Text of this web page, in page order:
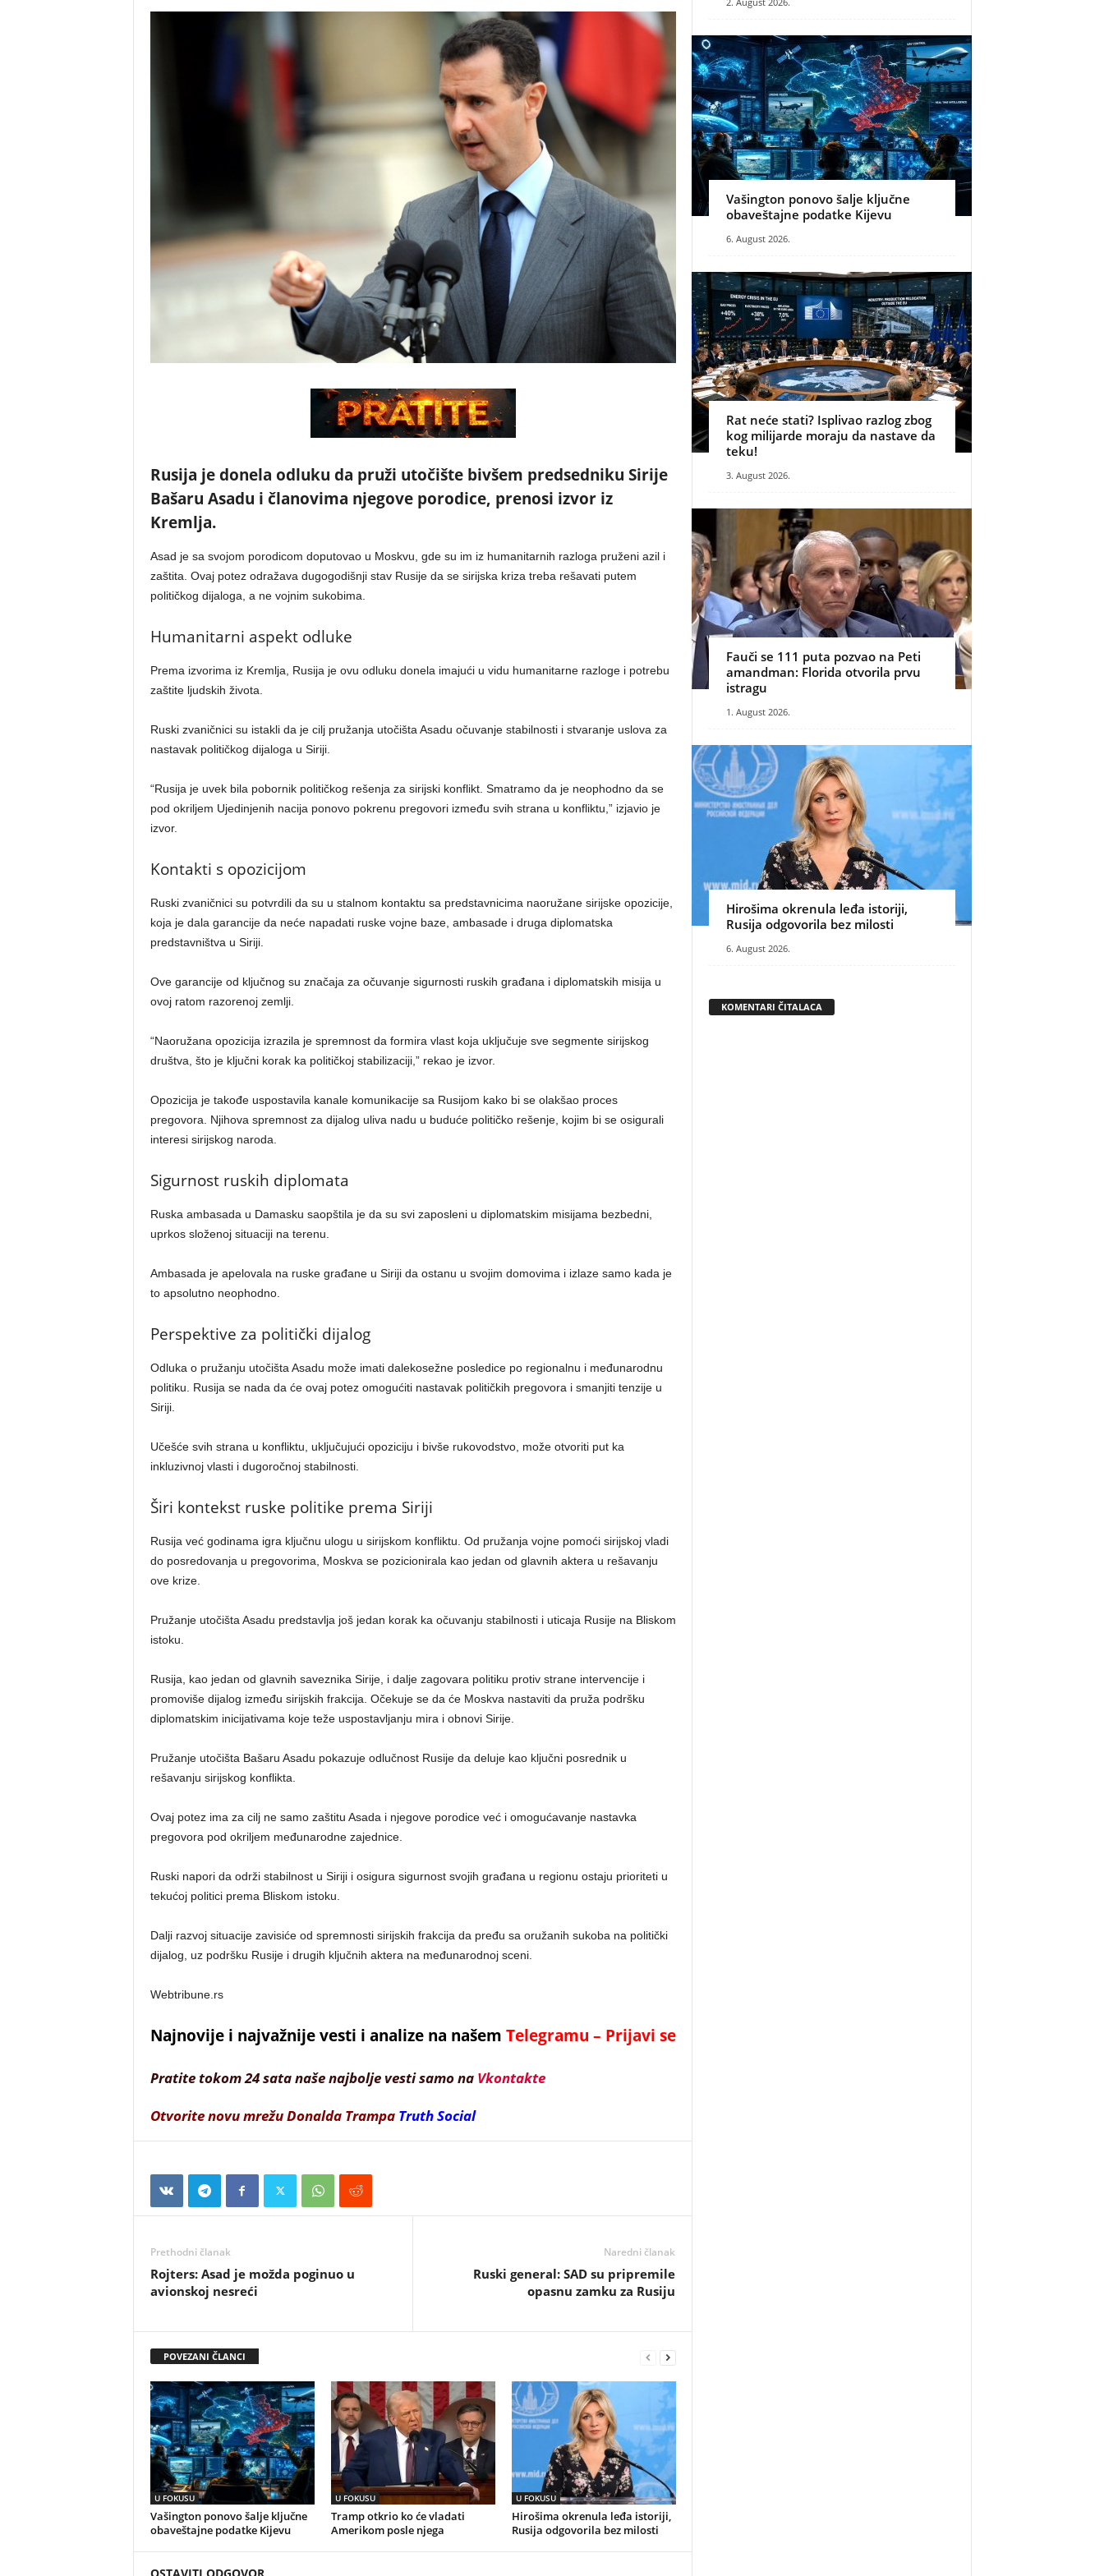
Rusija je donela odluku da pruži utočište bivšem predsedniku Sirije
Bašaru Asadu i članovima njegove porodice, prenosi izvor iz
Kremlja.
Asad je sa svojom porodicom doputovao u Moskvu, gde su im iz humanitarnih razloga pruženi azil i
zaštita. Ovaj potez odražava dugogodišnji stav Rusije da se sirijska kriza treba rešavati putem
političkog dijaloga, a ne vojnim sukobima.
Humanitarni aspekt odluke
Prema izvorima iz Kremlja, Rusija je ovu odluku donela imajući u vidu humanitarne razloge i potrebu
zaštite ljudskih života.
Ruski zvaničnici su istakli da je cilj pružanja utočišta Asadu očuvanje stabilnosti i stvaranje uslova za
nastavak političkog dijaloga u Siriji.
“Rusija je uvek bila pobornik političkog rešenja za sirijski konflikt. Smatramo da je neophodno da se
pod okriljem Ujedinjenih nacija ponovo pokrenu pregovori između svih strana u konfliktu,” izjavio je
izvor.
Kontakti s opozicijom
Ruski zvaničnici su potvrdili da su u stalnom kontaktu sa predstavnicima naoružane sirijske opozicije,
koja je dala garancije da neće napadati ruske vojne baze, ambasade i druga diplomatska
predstavništva u Siriji.
Ove garancije od ključnog su značaja za očuvanje sigurnosti ruskih građana i diplomatskih misija u
ovoj ratom razorenoj zemlji.
“Naoružana opozicija izrazila je spremnost da formira vlast koja uključuje sve segmente sirijskog
društva, što je ključni korak ka političkoj stabilizaciji,” rekao je izvor.
Opozicija je takođe uspostavila kanale komunikacije sa Rusijom kako bi se olakšao proces
pregovora. Njihova spremnost za dijalog uliva nadu u buduće političko rešenje, kojim bi se osigurali
interesi sirijskog naroda.
Sigurnost ruskih diplomata
Ruska ambasada u Damasku saopštila je da su svi zaposleni u diplomatskim misijama bezbedni,
uprkos složenoj situaciji na terenu.
Ambasada je apelovala na ruske građane u Siriji da ostanu u svojim domovima i izlaze samo kada je
to apsolutno neophodno.
Perspektive za politički dijalog
Odluka o pružanju utočišta Asadu može imati dalekosežne posledice po regionalnu i međunarodnu
politiku. Rusija se nada da će ovaj potez omogućiti nastavak političkih pregovora i smanjiti tenzije u
Siriji.
Učešće svih strana u konfliktu, uključujući opoziciju i bivše rukovodstvo, može otvoriti put ka
inkluzivnoj vlasti i dugoročnoj stabilnosti.
Širi kontekst ruske politike prema Siriji
Rusija već godinama igra ključnu ulogu u sirijskom konfliktu. Od pružanja vojne pomoći sirijskoj vladi
do posredovanja u pregovorima, Moskva se pozicionirala kao jedan od glavnih aktera u rešavanju
ove krize.
Pružanje utočišta Asadu predstavlja još jedan korak ka očuvanju stabilnosti i uticaja Rusije na Bliskom
istoku.
Rusija, kao jedan od glavnih saveznika Sirije, i dalje zagovara politiku protiv strane intervencije i
promoviše dijalog između sirijskih frakcija. Očekuje se da će Moskva nastaviti da pruža podršku
diplomatskim inicijativama koje teže uspostavljanju mira i obnovi Sirije.
Pružanje utočišta Bašaru Asadu pokazuje odlučnost Rusije da deluje kao ključni posrednik u
rešavanju sirijskog konflikta.
Ovaj potez ima za cilj ne samo zaštitu Asada i njegove porodice već i omogućavanje nastavka
pregovora pod okriljem međunarodne zajednice.
Ruski napori da održi stabilnost u Siriji i osigura sigurnost svojih građana u regionu ostaju prioriteti u
tekućoj politici prema Bliskom istoku.
Dalji razvoj situacije zavisiće od spremnosti sirijskih frakcija da pređu sa oružanih sukoba na politički
dijalog, uz podršku Rusije i drugih ključnih aktera na međunarodnoj sceni.
Webtribune.rs
Najnovije i najvažnije vesti i analize na našem Telegramu – Prijavi se
Pratite tokom 24 sata naše najbolje vesti samo na Vkontakte
Otvorite novu mrežu Donalda Trampa Truth Social
Prethodni članak
Rojters: Asad je možda poginuo u
avionskoj nesreći
Naredni članak
Ruski general: SAD su pripremile
opasnu zamku za Rusiju
POVEZANI ČLANCI
U FOKUSU
Vašington ponovo šalje ključne
obaveštajne podatke Kijevu
U FOKUSU
Tramp otkrio ko će vladati
Amerikom posle njega
U FOKUSU
Hirošima okrenula leđa istoriji,
Rusija odgovorila bez milosti
Vašington ponovo šalje ključne
obaveštajne podatke Kijevu
6. August 2026.
Rat neće stati? Isplivao razlog zbog
kog milijarde moraju da nastave da
teku!
3. August 2026.
Fauči se 111 puta pozvao na Peti
amandman: Florida otvorila prvu
istragu
1. August 2026.
Hirošima okrenula leđa istoriji,
Rusija odgovorila bez milosti
6. August 2026.
KOMENTARI ČITALACA